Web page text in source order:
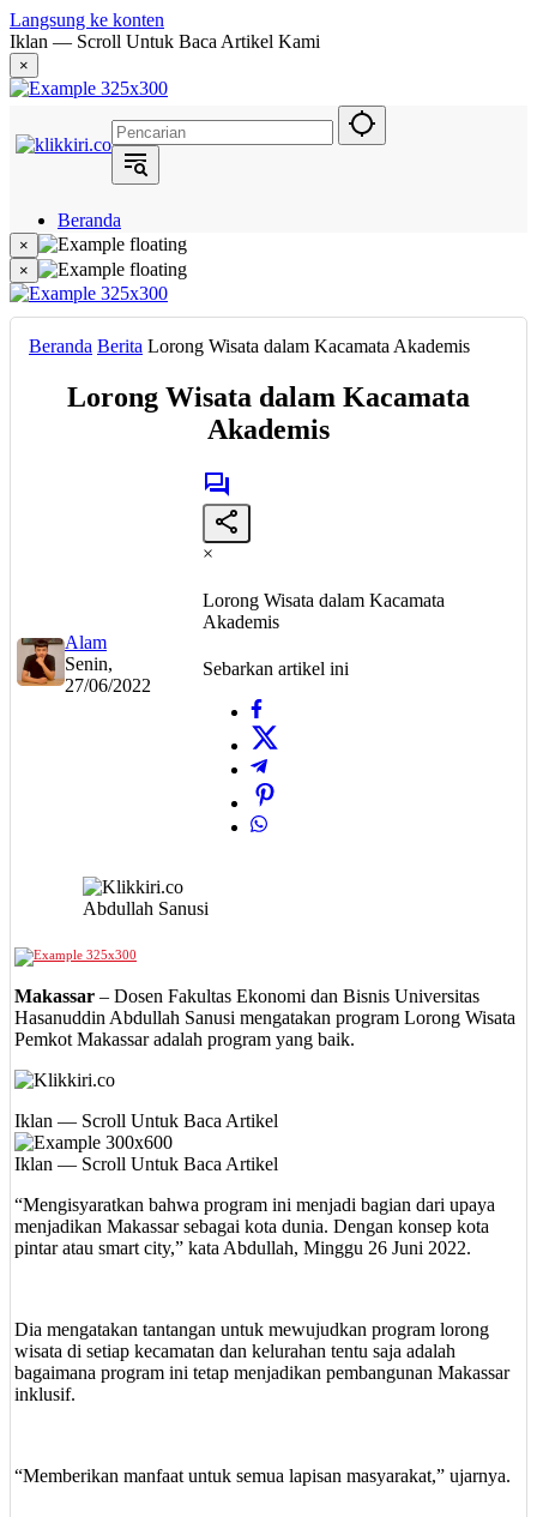
Langsung ke konten
Iklan — Scroll Untuk Baca Artikel Kami
×
Beranda
Hukum
Berita
Politik
Narasi
Metropolis
×
×
Beranda Berita Lorong Wisata dalam Kacamata Akademis
Lorong Wisata dalam Kacamata
Akademis
Alam
Senin,
27/06/2022
×
Lorong Wisata dalam Kacamata
Akademis
Sebarkan artikel ini
Abdullah Sanusi
Makassar – Dosen Fakultas Ekonomi dan Bisnis Universitas
Hasanuddin Abdullah Sanusi mengatakan program Lorong Wisata
Pemkot Makassar adalah program yang baik.
Iklan — Scroll Untuk Baca Artikel
Iklan — Scroll Untuk Baca Artikel
“Mengisyaratkan bahwa program ini menjadi bagian dari upaya
menjadikan Makassar sebagai kota dunia. Dengan konsep kota
pintar atau smart city,” kata Abdullah, Minggu 26 Juni 2022.
Dia mengatakan tantangan untuk mewujudkan program lorong
wisata di setiap kecamatan dan kelurahan tentu saja adalah
bagaimana program ini tetap menjadikan pembangunan Makassar
inklusif.
“Memberikan manfaat untuk semua lapisan masyarakat,” ujarnya.